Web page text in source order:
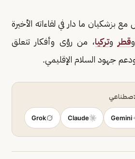
بزشكيان ما دار في لقاءاته الأخيرة
وقطر وتركيا، من رؤى وأفكار تتعلق
جهود السلام الإقليمي.
Gemini
Claude
Grok